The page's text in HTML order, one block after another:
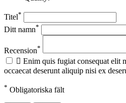
Titel*
Ditt namn*
Recension*
 Enim quis fugiat consequat elit
occaecat deserunt aliquip nisi ex
* Obligatoriska fält